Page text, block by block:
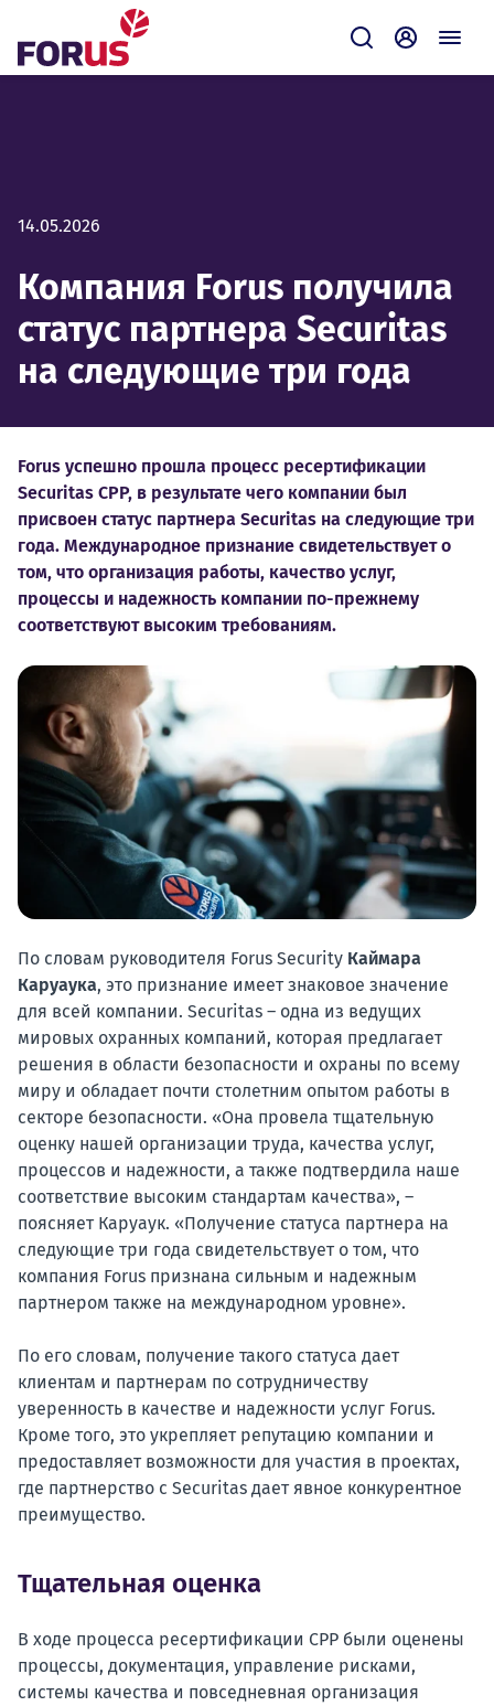
Отправить
14.05.2026
Компания Forus получила
статус партнера Securitas
на следующие три года
Forus успешно прошла процесс ресертификации
Securitas CPP, в результате чего компании был
присвоен статус партнера Securitas на следующие три
года. Международное признание свидетельствует о
том, что организация работы, качество услуг,
процессы и надежность компании по-прежнему
соответствуют высоким требованиям.
По словам руководителя Forus Security Каймара
Каруаука, это признание имеет знаковое значение
для всей компании. Securitas – одна из ведущих
мировых охранных компаний, которая предлагает
решения в области безопасности и охраны по всему
миру и обладает почти столетним опытом работы в
секторе безопасности. «Она провела тщательную
оценку нашей организации труда, качества услуг,
процессов и надежности, а также подтвердила наше
соответствие высоким стандартам качества», –
поясняет Каруаук. «Получение статуса партнера на
следующие три года свидетельствует о том, что
компания Forus признана сильным и надежным
партнером также на международном уровне».
По его словам, получение такого статуса дает
клиентам и партнерам по сотрудничеству
уверенность в качестве и надежности услуг Forus.
Кроме того, это укрепляет репутацию компании и
предоставляет возможности для участия в проектах,
где партнерство с Securitas дает явное конкурентное
преимущество.
Тщательная оценка
В ходе процесса ресертификации CPP были оценены
процессы, документация, управление рисками,
системы качества и повседневная организация